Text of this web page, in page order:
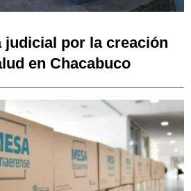
judicial por la creación
en Chacabuco